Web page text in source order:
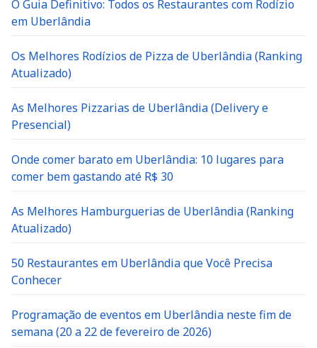
O Guia Definitivo: Todos os Restaurantes com Rodízio
em Uberlândia
Os Melhores Rodízios de Pizza de Uberlândia (Ranking
Atualizado)
As Melhores Pizzarias de Uberlândia (Delivery e
Presencial)
Onde comer barato em Uberlândia: 10 lugares para
comer bem gastando até R$ 30
As Melhores Hamburguerias de Uberlândia (Ranking
Atualizado)
50 Restaurantes em Uberlândia que Você Precisa
Conhecer
Programação de eventos em Uberlândia neste fim de
semana (20 a 22 de fevereiro de 2026)